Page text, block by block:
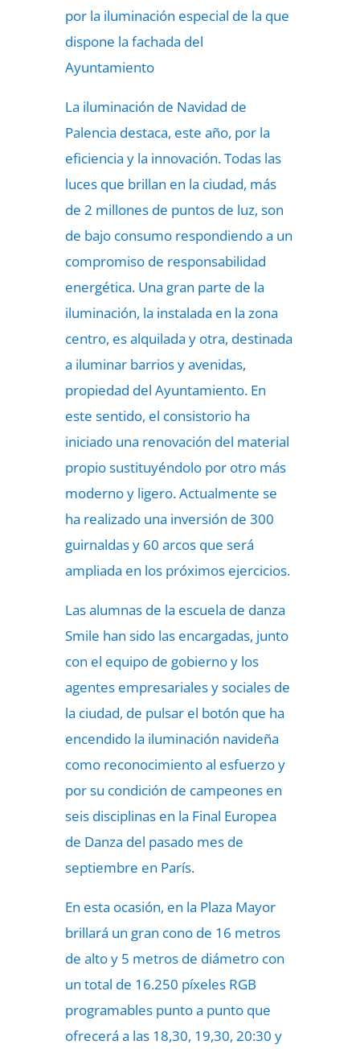
por la iluminación especial de la que
dispone la fachada del
Ayuntamiento
La iluminación de Navidad de
Palencia destaca, este año, por la
eficiencia y la innovación. Todas las
luces que brillan en la ciudad, más
de 2 millones de puntos de luz, son
de bajo consumo respondiendo a un
compromiso de responsabilidad
energética. Una gran parte de la
iluminación, la instalada en la zona
centro, es alquilada y otra, destinada
a iluminar barrios y avenidas,
propiedad del Ayuntamiento. En
este sentido, el consistorio ha
iniciado una renovación del material
propio sustituyéndolo por otro más
moderno y ligero. Actualmente se
ha realizado una inversión de 300
guirnaldas y 60 arcos que será
ampliada en los próximos ejercicios.
Las alumnas de la escuela de danza
Smile han sido las encargadas, junto
con el equipo de gobierno y los
agentes empresariales y sociales de
la ciudad, de pulsar el botón que ha
encendido la iluminación navideña
como reconocimiento al esfuerzo y
por su condición de campeones en
seis disciplinas en la Final Europea
de Danza del pasado mes de
septiembre en París.
En esta ocasión, en la Plaza Mayor
brillará un gran cono de 16 metros
de alto y 5 metros de diámetro con
un total de 16.250 píxeles RGB
programables punto a punto que
ofrecerá a las 18,30, 19,30, 20:30 y